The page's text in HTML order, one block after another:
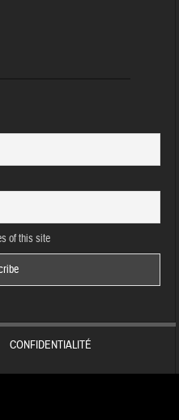
of this site
CONFIDENTIALITÉ